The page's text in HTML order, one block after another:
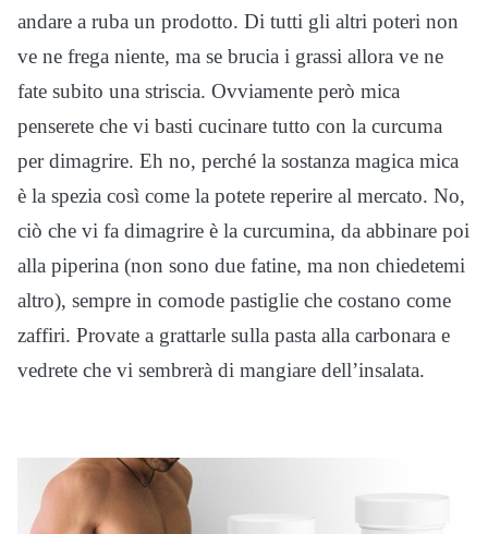
andare a ruba un prodotto. Di tutti gli altri poteri non
ve ne frega niente, ma se brucia i grassi allora ve ne
fate subito una striscia. Ovviamente però mica
penserete che vi basti cucinare tutto con la curcuma
per dimagrire. Eh no, perché la sostanza magica mica
è la spezia così come la potete reperire al mercato. No,
ciò che vi fa dimagrire è la curcumina, da abbinare poi
alla piperina (non sono due fatine, ma non chiedetemi
altro), sempre in comode pastiglie che costano come
zaffiri. Provate a grattarle sulla pasta alla carbonara e
vedrete che vi sembrerà di mangiare dell’insalata.